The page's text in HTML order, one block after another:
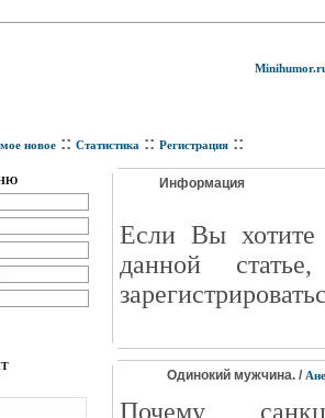
новое :: Статистика :: Регистрация ::
Информация
Eсли Вы хотите
данной
Одинокий мужчина. /
Почему